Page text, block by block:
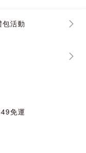
活動
免運